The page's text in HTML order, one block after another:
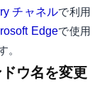
チャネルで利用
Edgeで使用
。
ウ名を変更